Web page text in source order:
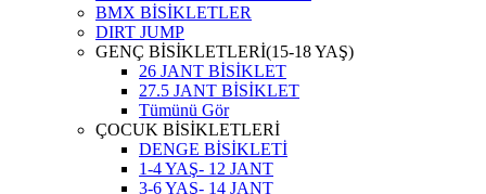
BMX BİSİKLETLER
DIRT JUMP
GENÇ BİSİKLETLERİ(15-18 YAŞ)
26 JANT BİSİKLET
27.5 JANT BİSİKLET
Tümünü Gör
ÇOCUK BİSİKLETLERİ
DENGE BİSİKLETİ
1-4 YAŞ- 12 JANT
3-6 YAŞ- 14 JANT